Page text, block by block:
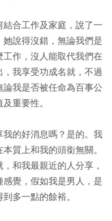
合工作及家庭，說了一
說得沒錯，無論我們是
作，沒人能取代我們在
我享受功成名就，不過
我是否被任命為百事公
重要性。
的好消息嗎？是的。我
質上和我的頭銜無關。
和我最親近的人分享，
覺，假如我是男人，是
多一點的餘裕。